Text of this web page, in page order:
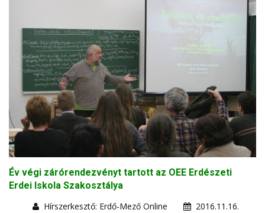
Év végi zárórendezvényt tartott az OEE Erdészeti
Erdei Iskola Szakosztálya
Hírszerkesztő: Erdő-Mező Online
2016.11.16.